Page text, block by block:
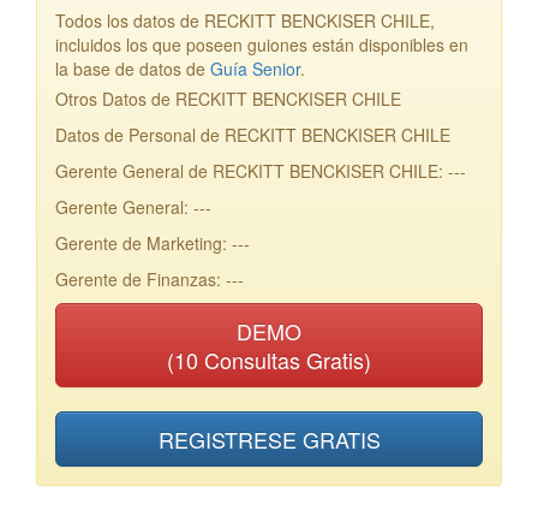
Todos los datos de RECKITT BENCKISER CHILE,
incluidos los que poseen guiones están disponibles en
la base de datos de Guía Senior.
Otros Datos de RECKITT BENCKISER CHILE
Datos de Personal de RECKITT BENCKISER CHILE
Gerente General de RECKITT BENCKISER CHILE: ---
Gerente General: ---
Gerente de Marketing: ---
Gerente de Finanzas: ---
DEMO
(10 Consultas Gratis)
REGISTRESE GRATIS